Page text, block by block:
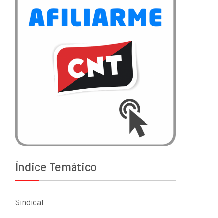
Índice Temático
Sindical